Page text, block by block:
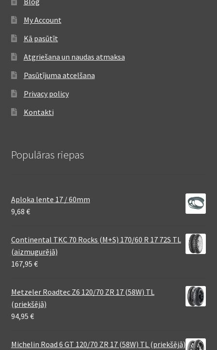
My Account
Kā pasūtīt
Atgriešana un naudas atmaksa
Pasūtījuma atcelšana
Privacy policy
Kontakti
Populāras riepas
Aploka lente 17 / 60mm
9,68 €
Continental TKC 70 Rocks (M+S) 170/60 R 17 72S TL
(aizmugurējā)
167,95 €
Metzeler Roadtec Z6 120/70 ZR 17 (58W) TL
(priekšējā)
94,95 €
Michelin Road 6 GT 120/70 ZR 17 (58W) TL (priekšējā)